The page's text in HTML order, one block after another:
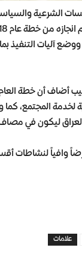
الشرعية
المجتمعي، مع اقرار خطة جديدة
لخدمة المجتمع،
ليكون في
وافياً لنشاطات
علامات